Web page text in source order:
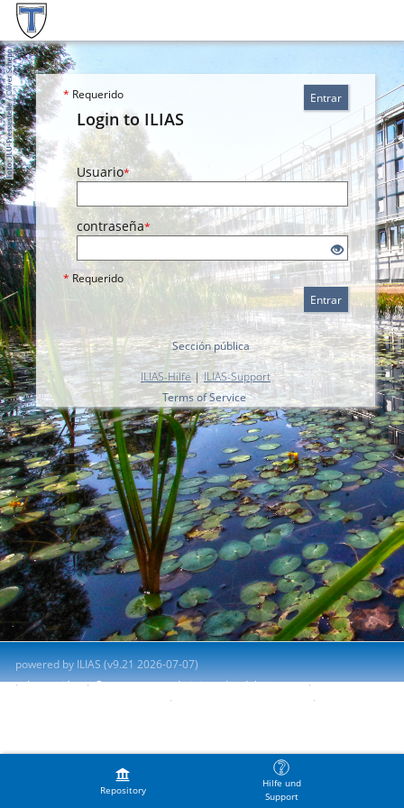
Repository
Hilfe und
Support
Entrar
* Requerido
Login to ILIAS
Usuario*
contraseña*
* Requerido
Entrar
Sección pública
ILIAS-Hilfe| ILIAS-Support
Terms of Service
powered by ILIAS (v9.21 2026-07-07)
Impresión
Contactar con administrador del sistema